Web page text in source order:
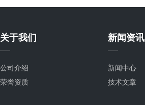
关于我们
公司介绍
荣誉资质
新闻资讯
新闻中心
技术文章